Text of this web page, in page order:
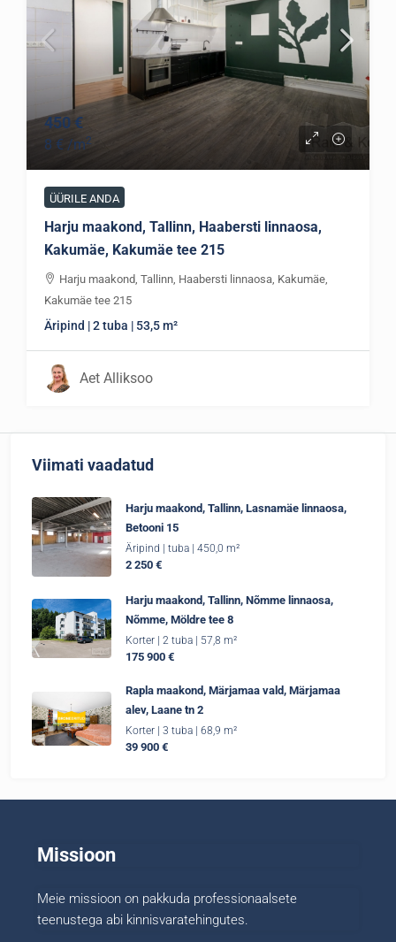
450 €
8 € /m2
ÜÜRILE ANDA
Harju maakond, Tallinn, Haabersti linnaosa,
Kakumäe, Kakumäe tee 215
Harju maakond, Tallinn, Haabersti linnaosa, Kakumäe,
Kakumäe tee 215
Äripind | 2 tuba | 53,5 m²
Aet Alliksoo
Viimati vaadatud
Harju maakond, Tallinn, Lasnamäe linnaosa,
Betooni 15
Äripind | tuba | 450,0 m²
2 250 €
Harju maakond, Tallinn, Nõmme linnaosa,
Nõmme, Möldre tee 8
Korter | 2 tuba | 57,8 m²
175 900 €
Rapla maakond, Märjamaa vald, Märjamaa
alev, Laane tn 2
Korter | 3 tuba | 68,9 m²
39 900 €
Missioon
Meie missioon on pakkuda professionaalsete
teenustega abi kinnisvaratehingutes.